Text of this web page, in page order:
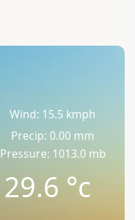
Wind: 15.5 kmph
Precip: 0.00 mm
Pressure: 1013.0 mb
29.6 °c